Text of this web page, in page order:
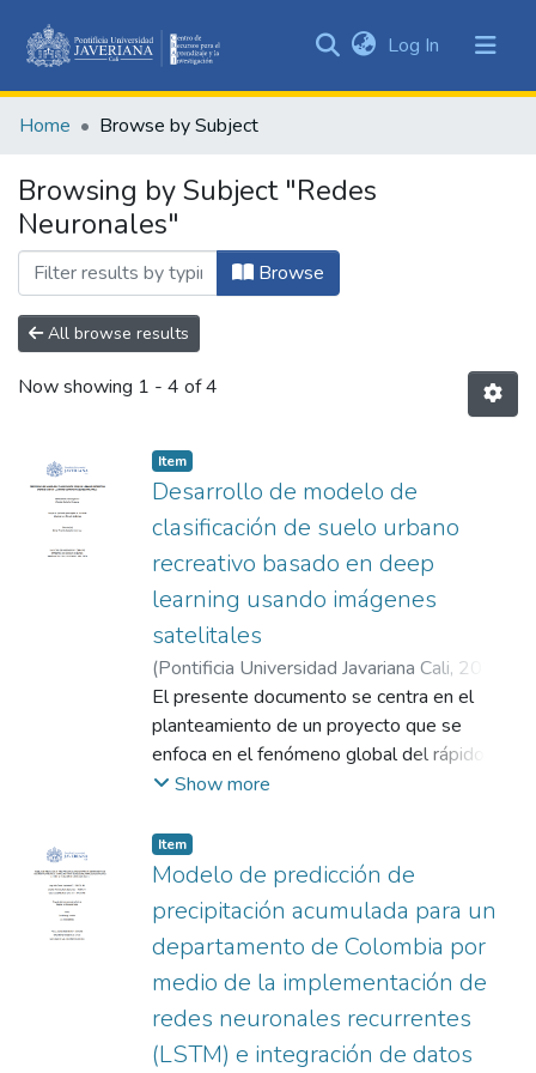
&
All of DSpace
Log In (current)
Home Browse by Subject
Browsing by Subject "Redes
Neuronales"
Browse
All browse results
Now showing 1 - 4 of 4
Item
Desarrollo de modelo de
clasificación de suelo urbano
recreativo basado en deep
learning usando imágenes
satelitales
(Pontificia Universidad Javariana Cali, 2024
Chía Bejarano, Jairo David; Castaño Cardona,
Nicolás;Castaño Idárraga, Omar Andrés
El presente documento se centra en el
planteamiento de un proyecto que se
enfoca en el fenómeno global del rápido
crecimiento urbano, donde la expansión de
con ella la necesidad e importancia de tener
zonas verdes y espacios recreativos dentro
de ellas. La falta de información precisa
sobre la ubicación y extensión de estos
espacios ha llevado a deficiencias en la
planificación urbana; en respuesta a esta
problemática, se propone la implementación
de un modelo automático basado en Redes
Show more
Item
Modelo de predicción de
precipitación acumulada para un
departamento de Colombia por
medio de la implementación de
redes neuronales recurrentes
(LSTM) e integración de datos